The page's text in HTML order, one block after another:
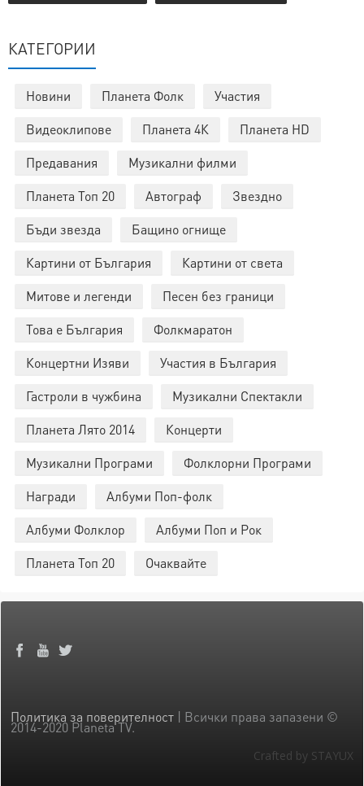
КАТЕГОРИИ
Новини Планета Фолк
Участия
Видеоклипове
Планета 4К
Планета HD
Предавания
Музикални филми
Планета Топ 20
Автограф
Звездно
Бъди звезда
Бащино огнище
Картини от България
Картини от света
Митове и легенди
Песен без граници
Това е България
Фолкмаратон
Концертни Изяви
Участия в България
Гастроли в чужбина
Музикални Спектакли
Планета Лято 2014
Концерти
Музикални Програми
Фолклорни Програми
Награди
Албуми Поп-фолк
Албуми Фолклор
Албуми Поп и Рок
Планета Топ 20
Очаквайте
Политика за поверителност | Всички права запазени ©
2014-2020 Planeta TV.
Crafted by STAYUX